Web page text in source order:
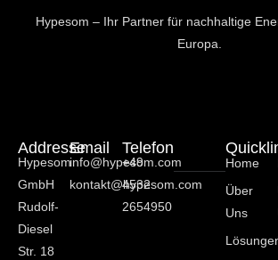
Hypesom – Ihr Partner für nachhaltige
Europa.
Addresse
Hypesom
GmbH
Rudolf-
Diesel
Str. 18
Email
info@hypesom.com
kontakt@hypesom.com
Telefon
+49
4532
2654950
Home
Über
Uns